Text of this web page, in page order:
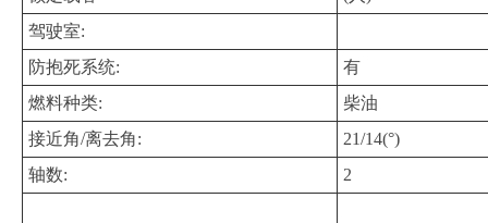
驾驶室:
防抱死系统:
有
燃料种类:
柴油
接近角/离去角:
21/14(°)
轴数:
2